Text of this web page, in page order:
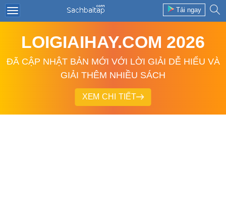
Tải ngay
LOIGIAIHAY.COM 2026
ĐÃ CẬP NHẬT BẢN MỚI VỚI LỜI GIẢI DỄ HIỂU VÀ
GIẢI THÊM NHIỀU SÁCH
XEM CHI TIẾT